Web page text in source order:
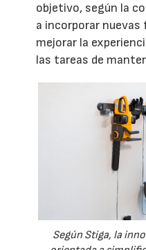
objetivo, según la
a incorporar
mejorar la
las tareas de
Según Stiga, la